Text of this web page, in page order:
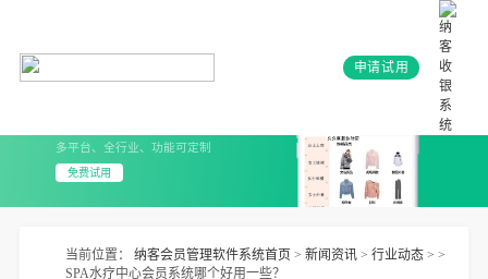
申请试用
多平台、全行业、功能可定制
免费试用
当前位置： 纳客会员管理软件系统首页> 新闻资讯> 行业动态> >
SPA水疗中心会员系统哪个好用一些？